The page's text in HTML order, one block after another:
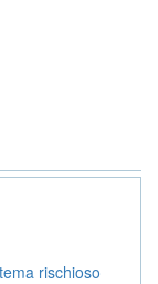
rischioso